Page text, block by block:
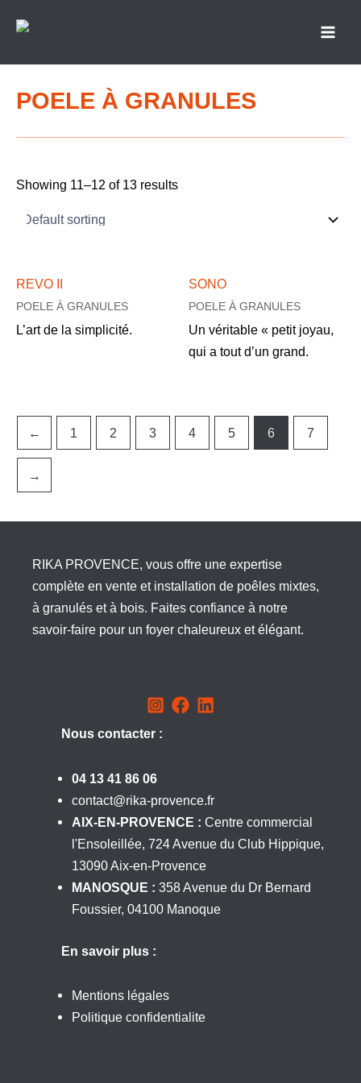
POELE À GRANULES
Showing 11–12 of 13 results
REVO II
POELE À GRANULES
L’art de la simplicité.
SONO
POELE À GRANULES
Un véritable « petit joyau,
qui a tout d’un grand.
← 1 2 3 4 5 6 7
→
RIKA PROVENCE, vous offre une expertise
complète en vente et installation de poêles mixtes,
à granulés et à bois. Faites confiance à notre
savoir-faire pour un foyer chaleureux et élégant.
Nous contacter :
04 13 41 86 06
contact@rika-provence.fr
AIX-EN-PROVENCE : Centre commercial
l'Ensoleillée, 724 Avenue du Club Hippique,
13090 Aix-en-Provence
MANOSQUE : 358 Avenue du Dr Bernard
Foussier, 04100 Manoque
En savoir plus :
Mentions légales
Politique confidentialite